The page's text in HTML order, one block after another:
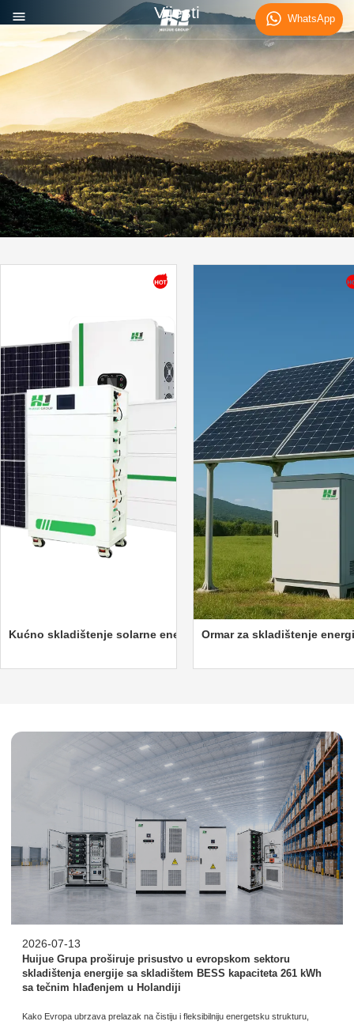
WhatsApp
Vijesti
ormaru od 418 kWhsolarne energije (skladištenje)Ormar za skladištenje energije na
2026-07-13
Huijue Grupa proširuje prisustvo u evropskom sektoru
skladištenja energije sa skladištem BESS kapaciteta 261 kWh
sa tečnim hlađenjem u Holandiji
Kako Evropa ubrzava prelazak na čistiju i fleksibilniju energetsku strukturu,